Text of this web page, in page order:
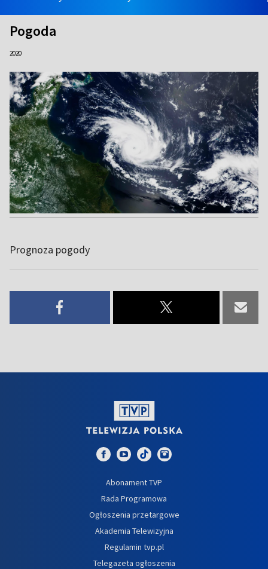
Pogoda
2020
Prognoza pogody
Abonament TVP
Rada Programowa
Ogłoszenia przetargowe
Akademia Telewizyjna
Regulamin tvp.pl
Telegazeta ogłoszenia